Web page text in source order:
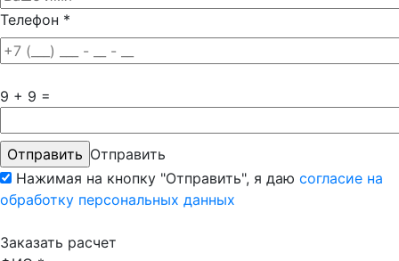
Телефон *
9 + 9 =
Отправить
Нажимая на кнопку "Отправить", я даю согласие на
обработку персональных данных
Заказать расчет